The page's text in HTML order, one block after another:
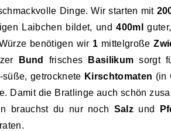
Dinge. Wir starten mit
Laibchen bildet, und400ml
benötigen wir 1 mittelgroße
Bund frisches Basilikum sorgt
süße, getrocknete Kirschtomaten (in
Damit die Bratlinge auch schön
brauchst du nur noch Salz und